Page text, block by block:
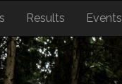
Results Events